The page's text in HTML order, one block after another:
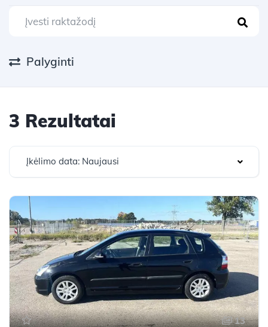
Palyginti
3 Rezultatai
Įkėlimo data: Naujausi
13